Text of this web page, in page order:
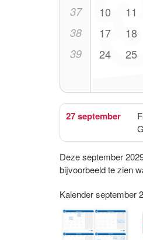
37 10 11
38 17 18
39 24 25
27 september
Deze september
bijvoorbeeld te zien
Kalender september